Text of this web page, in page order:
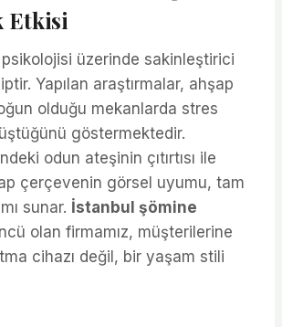
Etkisi
üzerinde sakinleştirici
Yapılan araştırmalar, ahşap
olduğu mekanlarda stres
göstermektedir.
odun ateşinin çıtırtısı ile
çerçevenin görsel uyumu, tam
sunar. İstanbul şömine
olan firmamız, müşterilerine
cihazı değil, bir yaşam stili